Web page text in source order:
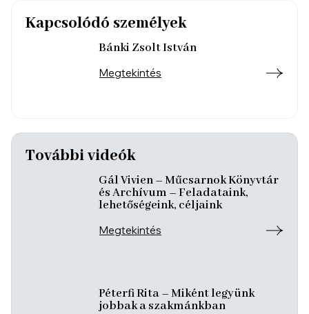
Kapcsolódó személyek
Bánki Zsolt István
Megtekintés
További videók
Gál Vivien – Műcsarnok Könyvtár
és Archívum – Feladataink,
lehetőségeink, céljaink
Megtekintés
Péterfi Rita – Miként legyünk
jobbak a szakmánkban